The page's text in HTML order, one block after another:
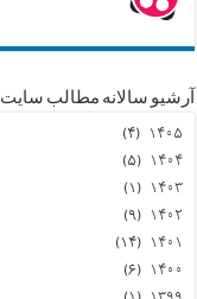
آرشیو سالانه مطالب سایت
۱۴۰۵ (۴)
۱۴۰۴ (۵)
۱۴۰۳ (۱)
۱۴۰۲ (۹)
۱۴۰۱ (۱۴)
۱۴۰۰ (۶)